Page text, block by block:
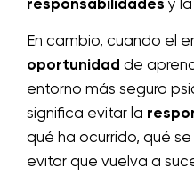
responsabilidades y
En cambio, cuando el
oportunidad de
entorno más seguro
significa evitar la
qué ha ocurrido, qué
evitar que vuelva a